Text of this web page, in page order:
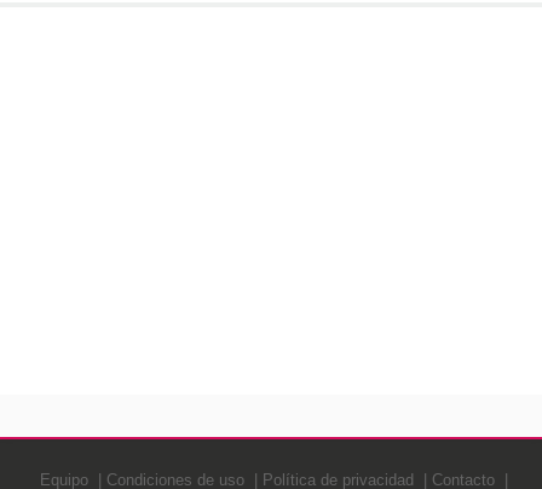
Equipo Condiciones de uso Política de privacidad Contacto